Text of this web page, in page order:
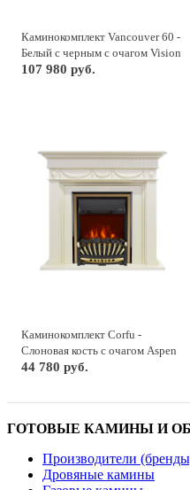
Каминокомплект Vancouver 60 -
Белый с черным с очагом Vision
60 LOG LED
107 980 руб.
Каминокомплект Corfu -
Слоновая кость с очагом Aspen
Gold
44 780 руб.
ГОТОВЫЕ КАМИНЫ И
Производители
Дровяные камины